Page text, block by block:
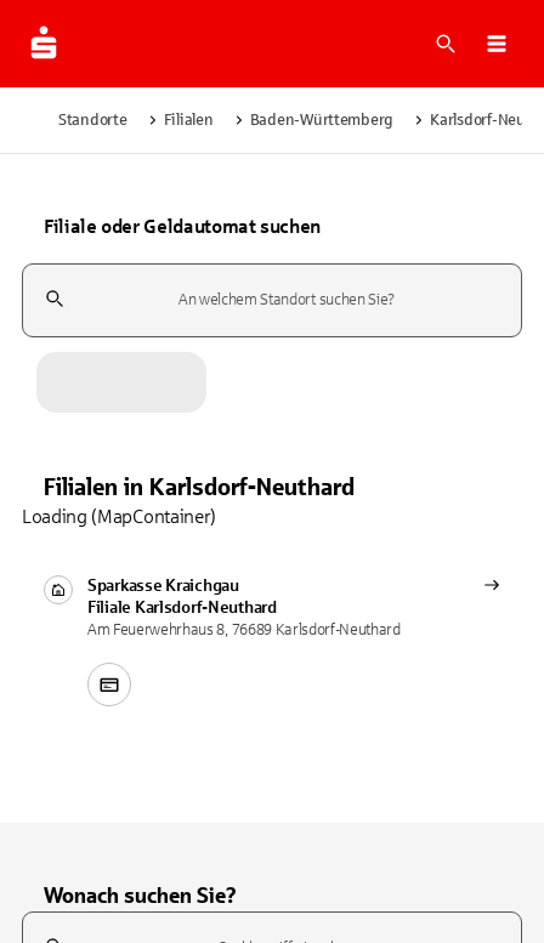
Suche
Standorte Filialen Baden-Württemberg Karlsdorf-
Filiale oder Geldautomat suchen
Suchfeld
Filialen in Karlsdorf-Neuthard
Sparkasse Kraichgau
Filiale Karlsdorf-Neuthard
Am Feuerwehrhaus 8, 76689 Karlsdorf-Neuthard
Loading (MapContainer)
Wonach suchen Sie?
Suchfeld